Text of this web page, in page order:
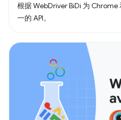
根据 WebDriver BiDi 为
一的 API。